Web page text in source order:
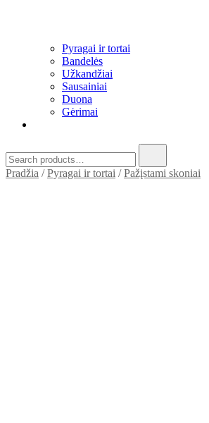
Pyragai ir tortai
Bandelės
Užkandžiai​
Sausainiai
Duona
Gėrimai
for:
Pradžia /Pyragai ir tortai /Pažįstami skoniai